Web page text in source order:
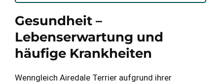
Gesundheit –
Lebenserwartung und
häufige Krankheiten
Wenngleich Airedale Terrier aufgrund ihrer